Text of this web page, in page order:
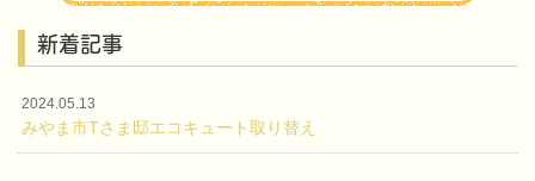
新着記事
2024.05.13
みやま市Tさま邸エコキュート取り替え